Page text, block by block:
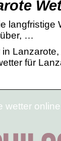
langfristige
…
für
wetter online